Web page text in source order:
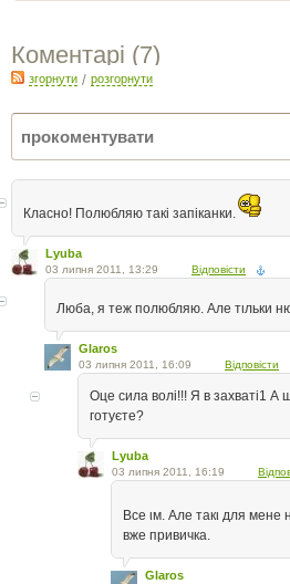
Коментарі (7)
згорнути / розгорнути
Класно! Полюбляю такі запіканки.
Lyuba
03 липня 2011, 13:29 Відповісти
Люба, я теж полюбляю. Але тιльки
Glaros
03 липня 2011, 16:09 Відповісти
Оце сила волі!!! Я в захваті1 А
готуєте?
Lyuba
03 липня 2011, 16:19
Все ιм. Але такι для мене
вже привичка.
Glaros